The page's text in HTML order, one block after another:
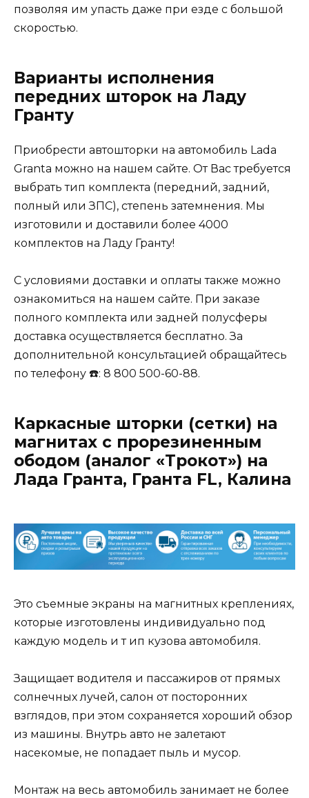
позволяя им упасть даже при езде с большой
скоростью.
Варианты исполнения
передних шторок на Ладу
Гранту
Приобрести автошторки на автомобиль Lada
Granta можно на нашем сайте. От Вас требуется
выбрать тип комплекта (передний, задний,
полный или ЗПС), степень затемнения. Мы
изготовили и доставили более 4000
комплектов на Ладу Гранту!
С условиями доставки и оплаты также можно
ознакомиться на нашем сайте. При заказе
полного комплекта или задней полусферы
доставка осуществляется бесплатно. За
дополнительной консультацией обращайтесь
по телефону ☎️: 8 800 500-60-88.
Каркасные шторки (сетки) на
магнитах с прорезиненным
ободом (аналог «Трокот») на
Лада Гранта, Гранта FL, Калина
Это съемные экраны на магнитных креплениях,
которые изготовлены индивидуально под
каждую модель и т ип кузова автомобиля.
Защищает водителя и пассажиров от прямых
солнечных лучей, салон от посторонних
взглядов, при этом сохраняется хороший обзор
из машины. Внутрь авто не залетают
насекомые, не попадает пыль и мусор.
Монтаж на весь автомобиль занимает не более